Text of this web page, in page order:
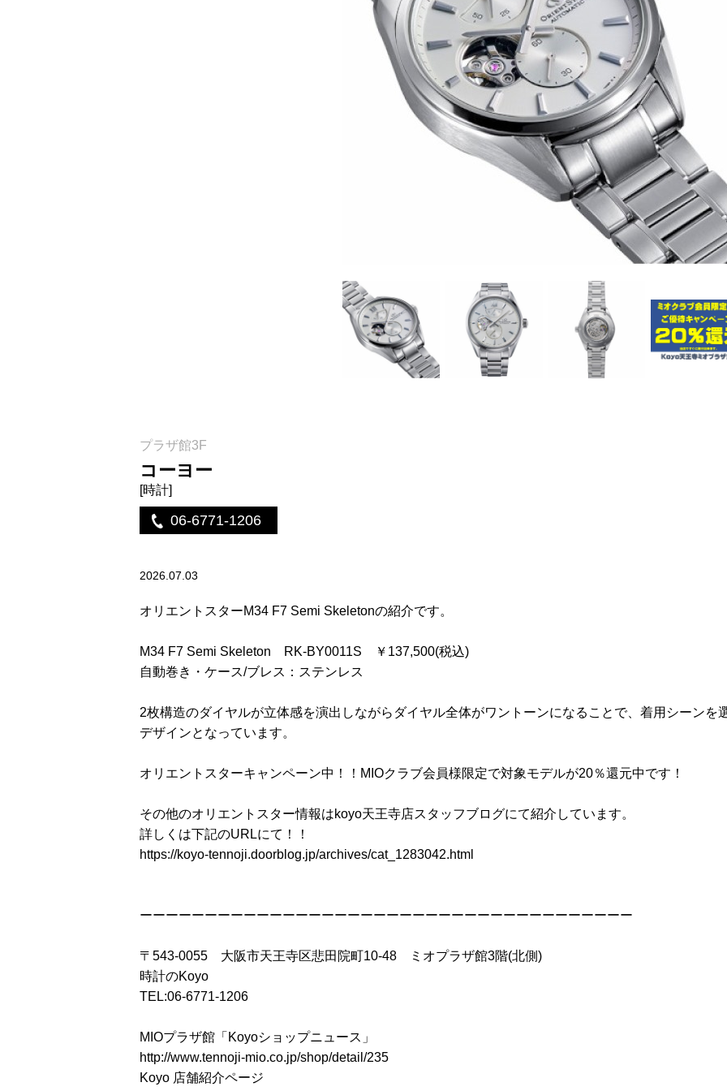
プラザ館3F
コーヨー
[時計]
06-6771-1206
2026.07.03
オリエントスターM34 F7 Semi Skeletonの紹介です。
M34 F7 Semi Skeleton RK-BY0011S ￥137,500(税込)
自動巻き・ケース/ブレス：ステンレス
2枚構造のダイヤルが立体感を演出しながらダイヤル全体がワントーンになることで、着用シーンを
デザインとなっています。
オリエントスターキャンペーン中！！MIOクラブ会員様限定で対象モデルが20％還元中です！
その他のオリエントスター情報はkoyo天王寺店スタッフブログにて紹介しています。
詳しくは下記のURLにて！！
https://koyo-tennoji.doorblog.jp/archives/cat_1283042.html
ーーーーーーーーーーーーーーーーーーーーーーーーーーーーーーーーーーーーーー
〒543-0055 大阪市天王寺区悲田院町10-48 ミオプラザ館3階(北側)
時計のKoyo
TEL:06-6771-1206
MIOプラザ館「Koyoショップニュース」
http://www.tennoji-mio.co.jp/shop/detail/235
Koyo 店舗紹介ページ